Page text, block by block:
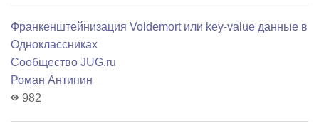
Франкенштейнизация Voldemort или key-value данные в
Одноклассниках
Сообщество JUG.ru
Роман Антипин
982